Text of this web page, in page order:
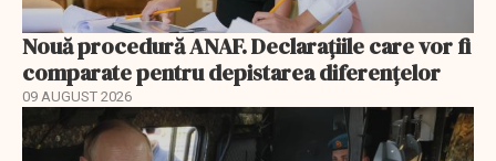
Nouă procedură ANAF. Declarațiile care vor fi
comparate pentru depistarea diferențelor
09 AUGUST 2026